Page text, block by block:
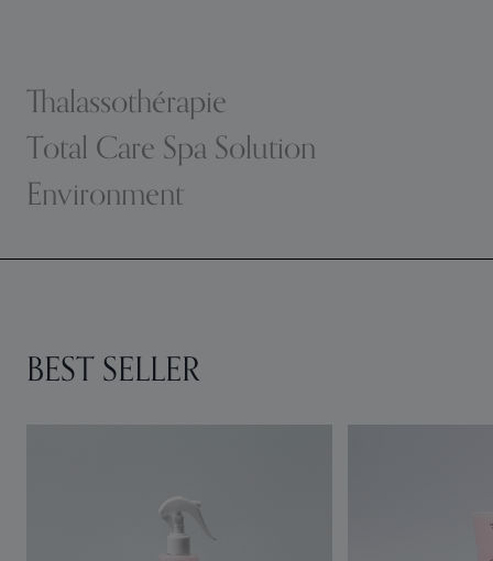
Thalassothérapie
Total Care Spa Solution
Environment
BEST SELLER